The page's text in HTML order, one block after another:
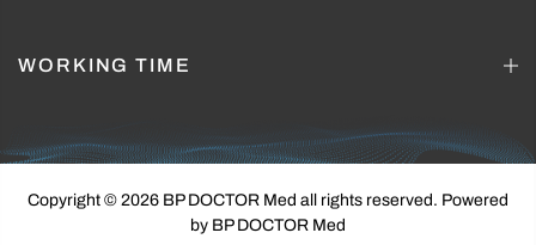
WORKING TIME
Copyright © 2026 BP DOCTOR Med all rights reserved. Powered
by BP DOCTOR Med